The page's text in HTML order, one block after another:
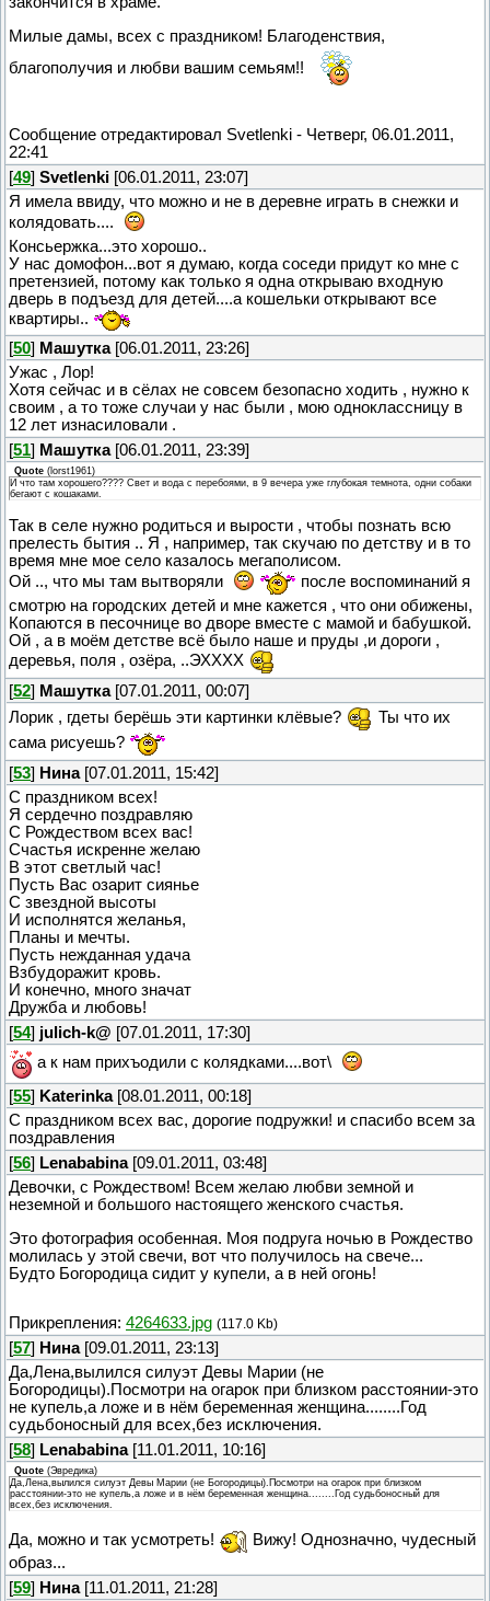
Милые дамы, всех с праздником! Благоденствия,
благополучия и любви вашим семьям!!
Сообщение отредактировал Svetlenki - Четверг, 06.01.2011,
22:41
[49] Svetlenki [06.01.2011, 23:07]
Я имела ввиду, что можно и не в деревне играть в снежки и
колядовать....
Консьержка...это хорошо..
У нас домофон...вот я думаю, когда соседи придут ко мне с
претензией, потому как только я одна открываю входную
дверь в подъезд для детей....а кошельки открывают все
квартиры..
[50] Машутка[06.01.2011, 23:26]
Ужас , Лор!
Хотя сейчас и в сёлах не совсем безопасно ходить , нужно к
своим , а то тоже случаи у нас были , мою одноклассницу в
12 лет изнасиловали .
[51] Машутка[06.01.2011, 23:39]
Quote ( lorst1961 )
И что там хорошего???? Свет и вода с перебоями, в 9 вечера уже глубокая темнота, одни собаки
бегают с кошаками.
Так в селе нужно родиться и вырости , чтобы познать всю
прелесть бытия .. Я , например, так скучаю по детству и в то
время мне мое село казалось мегаполисом.
Ой .., что мы там вытворяли
после воспоминаний я
смотрю на городских детей и мне кажется , что они обижены,
Копаются в песочнице во дворе вместе с мамой и бабушкой.
Ой , а в моём детстве всё было наше и пруды ,и дороги ,
деревья, поля , озёра, ..ЭХХХХ
[52] Машутка[07.01.2011, 00:07]
Лорик , гдеты берёшь эти картинки клёвые?
Ты что их
сама рисуешь?
[53] Нина[07.01.2011, 15:42]
С праздником всех!
Я сердечно поздравляю
С Рождеством всех вас!
Счастья искренне желаю
В этот светлый час!
Пусть Вас озарит сиянье
С звездной высоты
И исполнятся желанья,
Планы и мечты.
Пусть нежданная удача
Взбудоражит кровь.
И конечно, много значат
Дружба и любовь!
[54] julich-k@ [07.01.2011, 17:30]
а к нам прихъодили с колядками....вот\
[55] Katerinka[08.01.2011, 00:18]
С праздником всех вас, дорогие подружки! и спасибо всем за
поздравления
[56] Lenababina[09.01.2011, 03:48]
Девочки, с Рождеством! Всем желаю любви земной и
неземной и большого настоящего женского счастья.
Это фотография особенная. Моя подруга ночью в Рождество
молилась у этой свечи, вот что получилось на свече...
Будто Богородица сидит у купели, а в ней огонь!
Прикрепления: 4264633.jpg (117.0 Kb)
[57] Нина[09.01.2011, 23:13]
Да,Лена,вылился силуэт Девы Марии (не
Богородицы).Посмотри на огарок при близком расстоянии-это
не купель,а ложе и в нём беременная женщина........Год
судьбоносный для всех,без исключения.
[58] Lenababina[11.01.2011, 10:16]
Quote (Эвредика)
Да,Лена,вылился силуэт Девы Марии (не Богородицы).Посмотри на огарок при близком
расстоянии-это не купель,а ложе и в нём беременная женщина........Год судьбоносный для
всех,без исключения.
Да, можно и так усмотреть!
Вижу! Однозначно, чудесный
образ...
[59] Нина[11.01.2011, 21:28]